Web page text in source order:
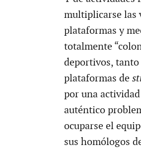
multiplicarse las
plataformas y
totalmente
deportivos,
plataformas de
por una
auténtico
ocuparse el
sus homólogos